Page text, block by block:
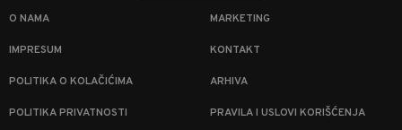
O NAMA MARKETING
IMPRESUM KONTAKT
POLITIKA O KOLAČIĆIMA ARHIVA
POLITIKA PRIVATNOSTI PRAVILA I USLOVI KORIŠĆENJA